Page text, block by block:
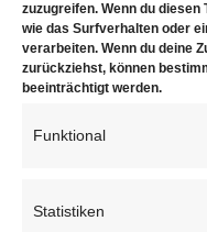
zuzugreifen. Wenn du
wie das Surfverhalten oder
verarbeiten. Wenn du deine
zurückziehst, können
beeinträchtigt werden.
Funktional
Statistiken
dank TFT-LCD
einfach zu bedienen,
Etikettendrucker
Handel und in der
Schnittstellen (seriell,